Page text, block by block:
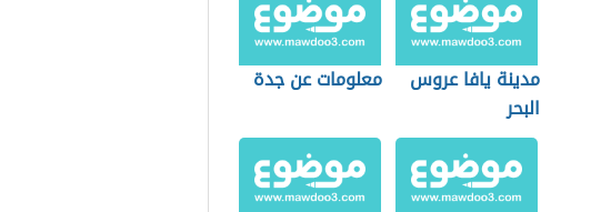
مدينة يافا عروس
البحر
معلومات عن جدة